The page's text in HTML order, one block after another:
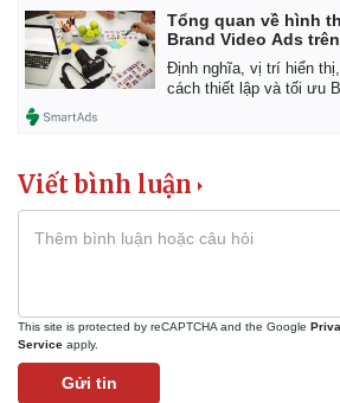
Tổng quan về hình
Brand Video Ads
Định nghĩa, vị trí hiển
cách thiết lập và tối ưu
Viết bình luận
This site is protected by reCAPTCHA and the Google
Service apply.
Gửi tin